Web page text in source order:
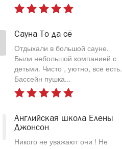
Сауна То да сё
Отдыхали в большой сауне.
Были небольшой компанией с
детьми. Чисто , уютно, все есть.
Бассейн пушка...
Английская школа Елены
Джонсон
Никого не уважают они ! Не